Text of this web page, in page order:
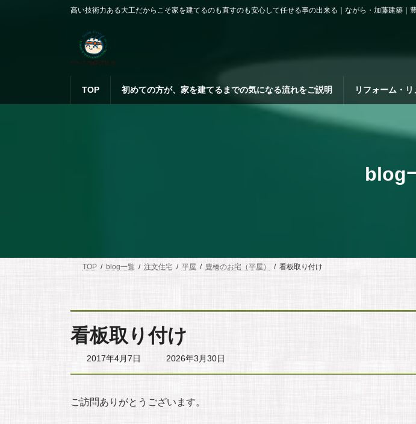
ッ
移
高い技術力ある大工だからこそ家を建てるのも直すのも安心して任せる事の出来る｜ながら・加藤建築｜
TOP 初めての方が、家を建てるまでの気になる流れをご説明 リフォーム・
blog
TOP blog一覧 注文住宅 平屋 豊橋のお宅（平屋） 看板取り付け
看板取り付け
2017年4月7日
最
日
2026年3月30日
ご訪問ありがとうございます。